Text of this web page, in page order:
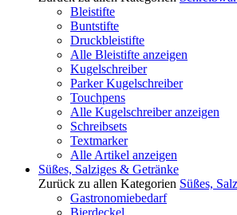
Bleistifte
Buntstifte
Druckbleistifte
Alle Bleistifte anzeigen
Kugelschreiber
Parker Kugelschreiber
Touchpens
Alle Kugelschreiber anzeigen
Schreibsets
Textmarker
Alle Artikel anzeigen
Süßes, Salziges & Getränke
Zurück zu allen Kategorien Süßes,
Gastronomiebedarf
Bierdeckel